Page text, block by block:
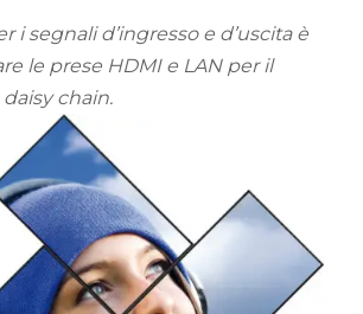
i segnali d’ingresso e d’uscita è
le prese HDMI e LAN per il
chain.